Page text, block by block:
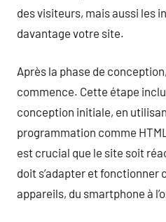
des visiteurs, mais aussi les
davantage votre site.
Après la phase de
commence. Cette étape
conception initiale, en
programmation comme
est crucial que le site soit
doit s’adapter et
appareils, du smartphone à